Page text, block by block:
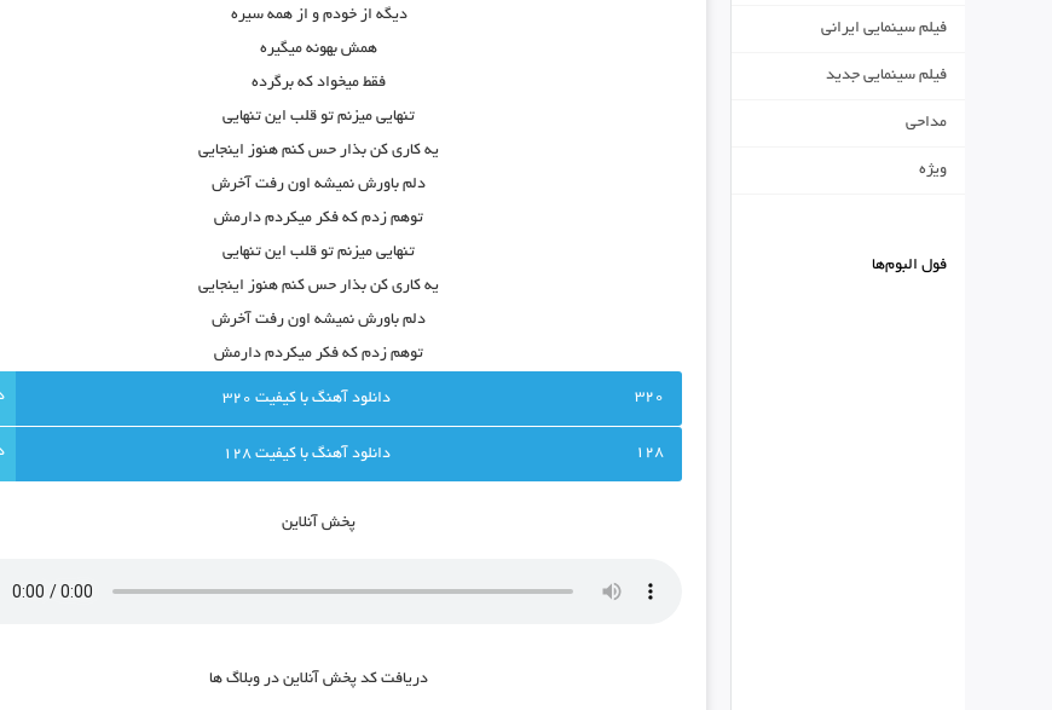
دیگه از خودم و از همه سیره
همش بهونه میگیره
فقط میخواد که برگرده
تنهایی میزنم تو قلب این تنهایی
یه کاری کن بذار حس کنم هنوز اینجایی
دلم باورش نمیشه اون رفت آخرش
توهم زدم که فکر میکردم دارمش
تنهایی میزنم تو قلب این تنهایی
یه کاری کن بذار حس کنم هنوز اینجایی
دلم باورش نمیشه اون رفت آخرش
توهم زدم که فکر میکردم دارمش
320 دانلود آهنگ با کيفيت 320
128 دانلود آهنگ با کيفيت 128
پخش آنلاين
دريافت کد پخش آنلاين در وبلاگ ها
فیلم سینمایی ایرانی
فیلم سینمایی جدید
مداحی
ویژه
فول البوم‌ها